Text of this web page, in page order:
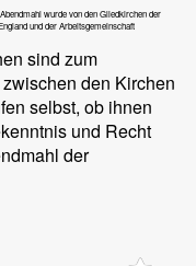
wurde von den Gliedkirchen der
und der Arbeitsgemeinschaft
sind zum
den Kirchen
selbst, ob ihnen
und Recht
der